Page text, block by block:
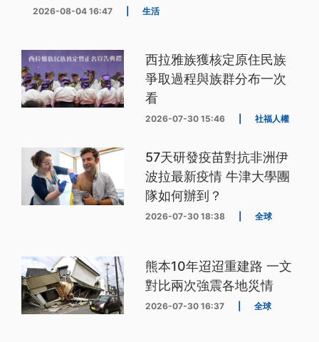
2026-08-04 16:47 生活
西拉雅族獲核定原住民族
爭取過程與族群分布一次
看
2026-07-30 15:46 社福人權
57天研發疫苗對抗非洲伊
波拉最新疫情 牛津大學團
隊如何辦到？
2026-07-30 18:38 全球
熊本10年迢迢重建路 一文
對比兩次強震各地災情
2026-07-30 16:37 全球